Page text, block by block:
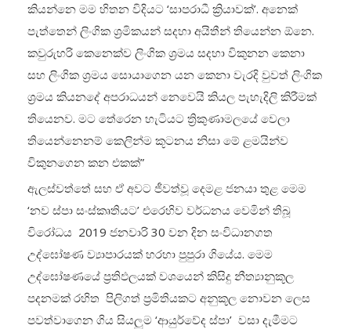
කියන්නෙ මම හිතන විදියට ‘සාපරාධී ක්‍රියාවක්’. අනෙක්
පැත්තෙන් ලිංගික ශ්‍රමිකයන් සදහා අයිතීන් තියෙන්න ඕනෙ.
කවුරුහරි කෙනෙක්ව ලිංගික ශ්‍රමය සදහා විකුනන කෙනා
සහ ලිංගික ශ්‍රමය සොයාගෙන යන කෙනා වැරදි වුවත් ලිංගික
ශ්‍රමය කියනදේ අපරාධයන් නෙවෙයි කියල පැහැදිලි කිරීමක්
තියෙනව. මට තේරෙන හැටියට ත්‍රිකුණාමලයේ වෙලා
තියෙන්නෙනම් කෙලින්ම කූටනය නිසා මේ ළමයින්ව
විකුනගෙන කන එකක්”
ඇලස්වත්තේ සහ ඒ අවට ජීවත්වූ දෙමළ ජනයා තුළ මෙම
‘නව ස්පා සංස්කෘතියට’ එරෙහිව වර්ධනය වෙමින් තිබූ
විරෝධය 2019 ජනවාරි 30 වන දින සංවිධානගත
උද්ඝෝෂණ ව්‍යාපාරයක් හරහා පුපුරා ගියේය. මෙම
උද්ඝෝෂණයේ ප්‍රතිඵලයක් වශයෙන් කිසිදු නීත්‍යානුකූල
පදනමක් රහිත පිලිගත් ප්‍රමිතියකට අනුකූල නොවන ලෙස
පවත්වාගෙන ගිය සියලුම ‘ආයුර්වේද ස්පා’ වසා දැමීමට